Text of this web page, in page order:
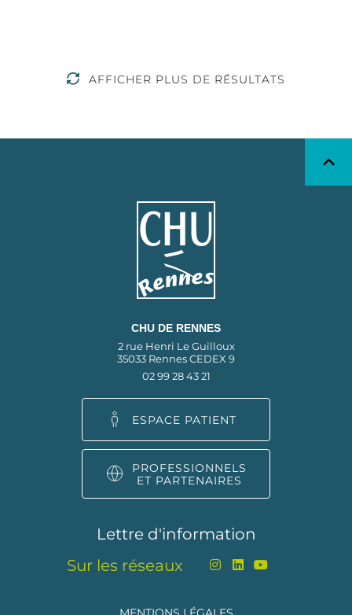
AFFICHER PLUS DE RÉSULTATS
CHU DE RENNES
2 rue Henri Le Guilloux
35033 Rennes CEDEX 9
02 99 28 43 21
ESPACE PATIENT
PROFESSIONNELS
ET PARTENAIRES
Lettre d'information
Sur les réseaux